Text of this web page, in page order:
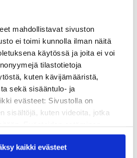
mahdollistavat sivuston
ei toimi kunnolla ilman näitä
käytössä ja joita ei voi
tilastotietoja
kuten kävijämääristä,
sekä sisääntulo- ja
evästeet: Sivustolla on
sisältöjä, kuten videoita, jotka
näkymisen.
varmistat, että kaikki
kaikki evästeet
uusia suuntaviivoja siitä, miten
vahvemmin
Kansanvalistusseurassa
mutta työ jatkuu myös
keskittyy medialukutaitoon ja voi
vähintään ripauksen verran